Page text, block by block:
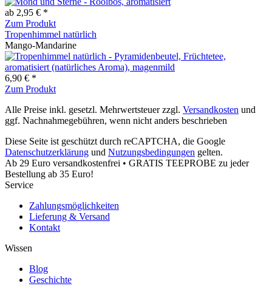
ab 2,95 € *
Zum Produkt
Tropenhimmel natürlich
Mango-Mandarine
6,90 € *
Zum Produkt
Alle Preise inkl. gesetzl. Mehrwertsteuer zzgl. Versandkosten und
ggf. Nachnahmegebühren, wenn nicht anders beschrieben
Diese Seite ist geschützt durch reCAPTCHA, die Google
Datenschutzerklärung und Nutzungsbedingungen gelten.
Ab 29 Euro versandkostenfrei • GRATIS TEEPROBE zu jeder
Bestellung ab 35 Euro!
Service
Zahlungsmöglichkeiten
Lieferung & Versand
Kontakt
Wissen
Blog
Geschichte